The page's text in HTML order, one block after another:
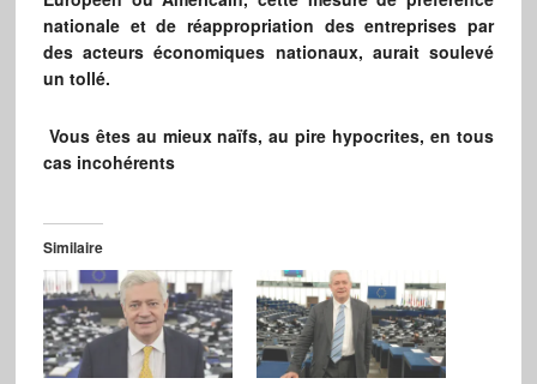
nationale et de réappropriation des entreprises par
des acteurs économiques nationaux, aurait soulevé
un tollé.
Vous êtes au mieux naïfs, au pire hypocrites, en tous
cas incohérents
Similaire